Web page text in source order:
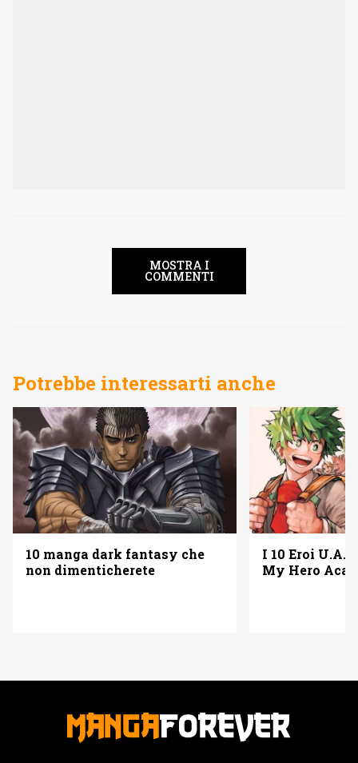
MOSTRA I
COMMENTI
Potrebbe interessarti anche
10 manga dark fantasy che
non dimenticherete
I 10 Eroi U.A.
My Hero